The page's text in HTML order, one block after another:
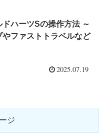
ドハーツSの操作方法 ～
やファストトラベルなど
2025.07.19
ジ